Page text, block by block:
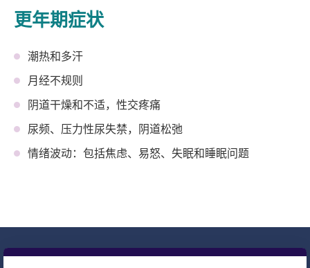
更年期症状
潮热和多汗
月经不规则
阴道干燥和不适，性交疼痛
尿频、压力性尿失禁，阴道松弛
情绪波动：包括焦虑、易怒、失眠和睡眠问题